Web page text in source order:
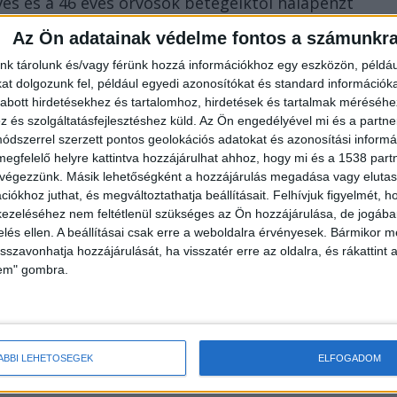
Az Ön adatainak védelme fontos a
tárolunk és/vagy férünk hozzá információkhoz egy eszközön,
dolgozunk fel, például egyedi azonosítókat és standard
hirdetésekhez és tartalomhoz, hirdetések és tartalmak
és szolgáltatásfejlesztéshez küld. Az Ön engedélyével mi és a
szerzett pontos geolokációs adatokat és azonosítási
helyre kattintva hozzájárulhat ahhoz, hogy mi és a 1538
Másik lehetőségként a hozzájárulás megadása vagy
juthat, és megváltoztathatja beállításait. Felhívjuk figyelmét,
nem feltétlenül szükséges az Ön hozzájárulása, de
ellen. A beállításai csak erre a weboldalra érvényesek. Bármikor
hozzájárulását, ha visszatér erre az oldalra, és rákattint
gombra.
LEHETŐSÉGEK ELFOGADOM
ellátásért, miközben állami egészségügyi
tiltott pénzügyi juttatások elfogadásával a két
orvos tizennyolc, míg fiatalabb kollégája
készpénzt a térítésmentes állami egészségügyi
hálapénz mértéke alkalmanként tíz- vagy
főkapitányság Gazdaságvédelmi Osztálya a